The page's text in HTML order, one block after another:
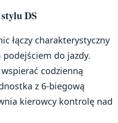
DS
łączy charakterystyczny
do jazdy.
codzienną
z 6-biegową
kierowcy kontrolę nad